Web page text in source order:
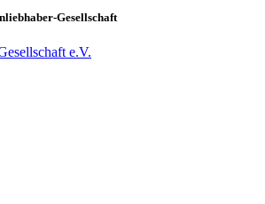
Gesellschaft
e.V.